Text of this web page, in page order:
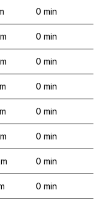
0 min
0 min
0 min
0 min
0 min
0 min
0 min
0 min